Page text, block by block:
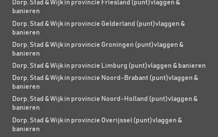
Dorp, Stad & Wijk in provincie Friesland (punt)vlaggen &
banieren
Dorp, Stad & Wijk in provincie Gelderland (punt)vlaggen &
banieren
Dorp, Stad & Wijk in provincie Groningen (punt)vlaggen &
banieren
Dorp, Stad & Wijk in provincie Limburg (punt)vlaggen & banieren
Dorp, Stad & Wijk in provincie Noord-Brabant (punt)vlaggen &
banieren
Dorp, Stad & Wijk in provincie Noord-Holland (punt)vlaggen &
banieren
Dorp, Stad & Wijk in provincie Overijssel (punt)vlaggen &
banieren